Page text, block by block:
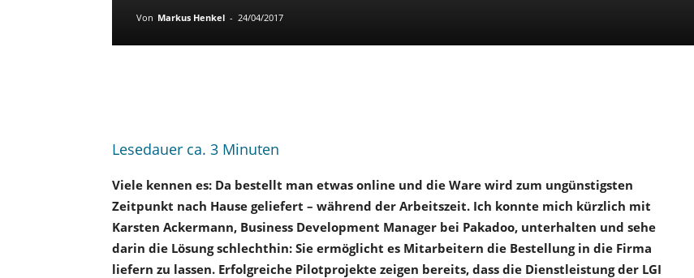
Von Markus Henkel - 24/04/2017
Lesedauer ca. 3 Minuten
Viele kennen es: Da bestellt man etwas online und die Ware wird zum ungünstigsten
Zeitpunkt nach Hause geliefert – während der Arbeitszeit. Ich konnte mich kürzlich mit
Karsten Ackermann, Business Development Manager bei Pakadoo, unterhalten und sehe
darin die Lösung schlechthin: Sie ermöglicht es Mitarbeitern die Bestellung in die Firma
liefern zu lassen. Erfolgreiche Pilotprojekte zeigen bereits, dass die Dienstleistung der LGI